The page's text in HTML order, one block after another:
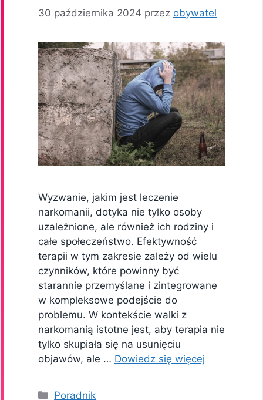
30 października 2024 przez obywatel
Wyzwanie, jakim jest leczenie
narkomanii, dotyka nie tylko osoby
uzależnione, ale również ich rodziny i
całe społeczeństwo. Efektywność
terapii w tym zakresie zależy od wielu
czynników, które powinny być
starannie przemyślane i zintegrowane
w kompleksowe podejście do
problemu. W kontekście walki z
narkomanią istotne jest, aby terapia nie
tylko skupiała się na usunięciu
objawów, ale … Dowiedz się więcej
Kategorie
Poradnik